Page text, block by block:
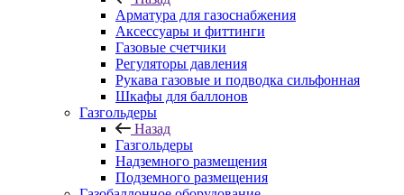
Арматура для газоснабжения
Аксессуары и фиттинги
Газовые счетчики
Регуляторы давления
Рукава газовые и подводка сильфонная
Шкафы для баллонов
Газгольдеры
Назад
Газгольдеры
Надземного размещения
Подземного размещения